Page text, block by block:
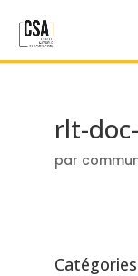
rlt-
par
Catégories